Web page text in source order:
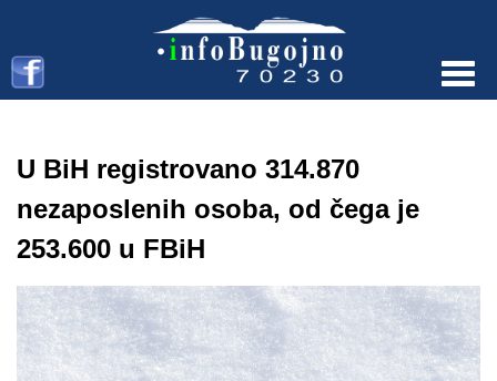
U BiH registrovano 314.870
nezaposlenih osoba, od čega je
253.600 u FBiH